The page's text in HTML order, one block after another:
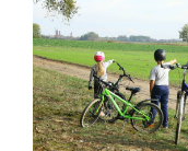
Mördern
erwähnenswert
in Bychowo,
Barkow, die